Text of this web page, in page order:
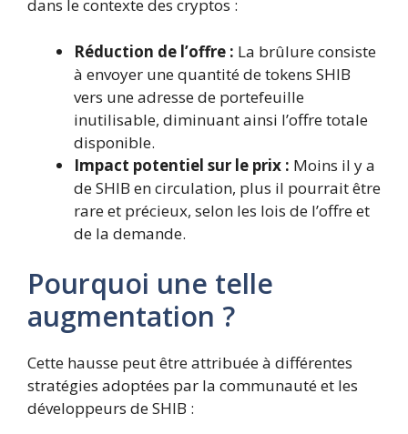
dans le contexte des cryptos :
Réduction de l’offre : La brûlure consiste
à envoyer une quantité de tokens SHIB
vers une adresse de portefeuille
inutilisable, diminuant ainsi l’offre totale
disponible.
Impact potentiel sur le prix : Moins il y a
de SHIB en circulation, plus il pourrait être
rare et précieux, selon les lois de l’offre et
de la demande.
Pourquoi une telle
augmentation ?
Cette hausse peut être attribuée à différentes
stratégies adoptées par la communauté et les
développeurs de SHIB :